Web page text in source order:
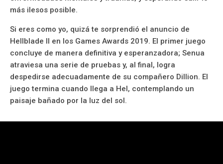
más ilesos posible.
Si eres como yo, quizá te sorprendió el anuncio de
Hellblade II en los Games Awards 2019. El primer juego
concluye de manera definitiva y esperanzadora; Senua
atraviesa una serie de pruebas y, al final, logra
despedirse adecuadamente de su compañero Dillion. El
juego termina cuando llega a Hel, contemplando un
paisaje bañado por la luz del sol.